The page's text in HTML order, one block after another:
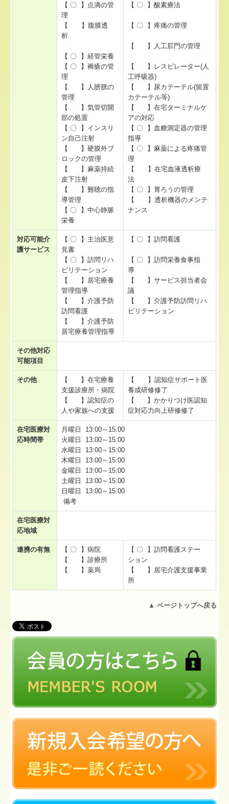
【 〇 】点滴の管
理
【 】腹膜透
析
【 〇 】経管栄養
【 〇 】褥瘡の管
理
【 】人膀胱の
管理
【 】気管切開
部の処置
【 〇 】インスリ
ン自己注射
【 】硬膜外ブ
ロックの管理
【 】麻薬持続
皮下注射
【 】難聴の指
導管理
【 〇 】中心静脈
栄養
【 〇 】酸素療法
【 〇 】疼痛の管理
【 】人工肛門の管理
【 】レスピレーター(人
工呼吸器)
【 】尿カテーテル(留置
カテーテル等)
【 】在宅ターミナルケ
アの対応
【 〇 】血糖測定器の管理
指導
【 〇 】麻薬による疼痛管
理
【 】在宅血液透析療
法
【 〇 】胃ろうの管理
【 】透析機器のメンテ
ナンス
対応可能介
護サービス
【 〇 】主治医意
見書
【 〇 】訪問リハ
ビリテーション
【 】居宅療養
管理指導
【 】介護予防
訪問看護
【 】介護予防
居宅療養管理指導
【 〇 】訪問看護
【 〇 】訪問栄養食事指
導
【 】サービス担当者会
議
【 】介護予防訪問リハ
ビリテーション
その他対応
可能項目
その他
【 】在宅療養
支援診療所・病院
【 】認知症の
人や家族への支援
【 】認知症サポート医
養成研修修了
【 】かかりつけ医認知
症対応力向上研修修了
在宅医療対
応時間帯
月曜日 13:00～15:00
火曜日 13:00～15:00
水曜日 13:00～15:00
木曜日 13:00～15:00
金曜日 13:00～15:00
土曜日 13:00～15:00
日曜日 13:00～15:00
備考
在宅医療対
応地域
連携の有無
【 〇 】病院
【 】診療所
【 】薬局
【 〇 】訪問看護ステー
ション
【 】居宅介護支援事業
所
▲ ページトップへ戻る